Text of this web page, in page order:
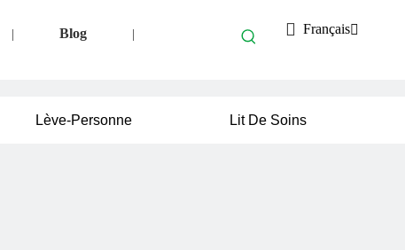
| Blog | Français
Lève-Personne Lit De Soins